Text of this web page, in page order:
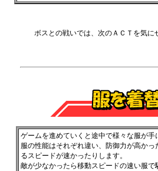
ボスとの戦いでは、次のＡＣＴを気に
ゲームを進めていくと途中で様々な服が手
服の性能はそれぞれ違い、防御力が高かっ
るスピードが速かったりします。
敵が少なかったら移動スピードの速い服で